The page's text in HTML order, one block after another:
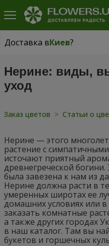
Доставка вКиев?
Доставка вКиев
Нерине: виды,
уход
Заказ цветов > Статьи о
Нерине — этого
растение с
источают приятный
древнегреческой
была завезена к нам из
Нерине должна расти в
умеренных широтах ее
домашних условиях или
заказать комнатные
а также других городах
в наш каталог. Там вы
букетов и горшечных